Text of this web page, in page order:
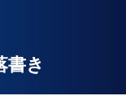
書き